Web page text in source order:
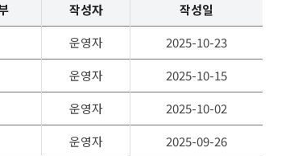
작성자
작성일
운영자
2025-10-23
운영자
2025-10-15
운영자
2025-10-02
운영자
2025-09-26